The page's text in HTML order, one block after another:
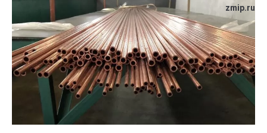
zmip.ru